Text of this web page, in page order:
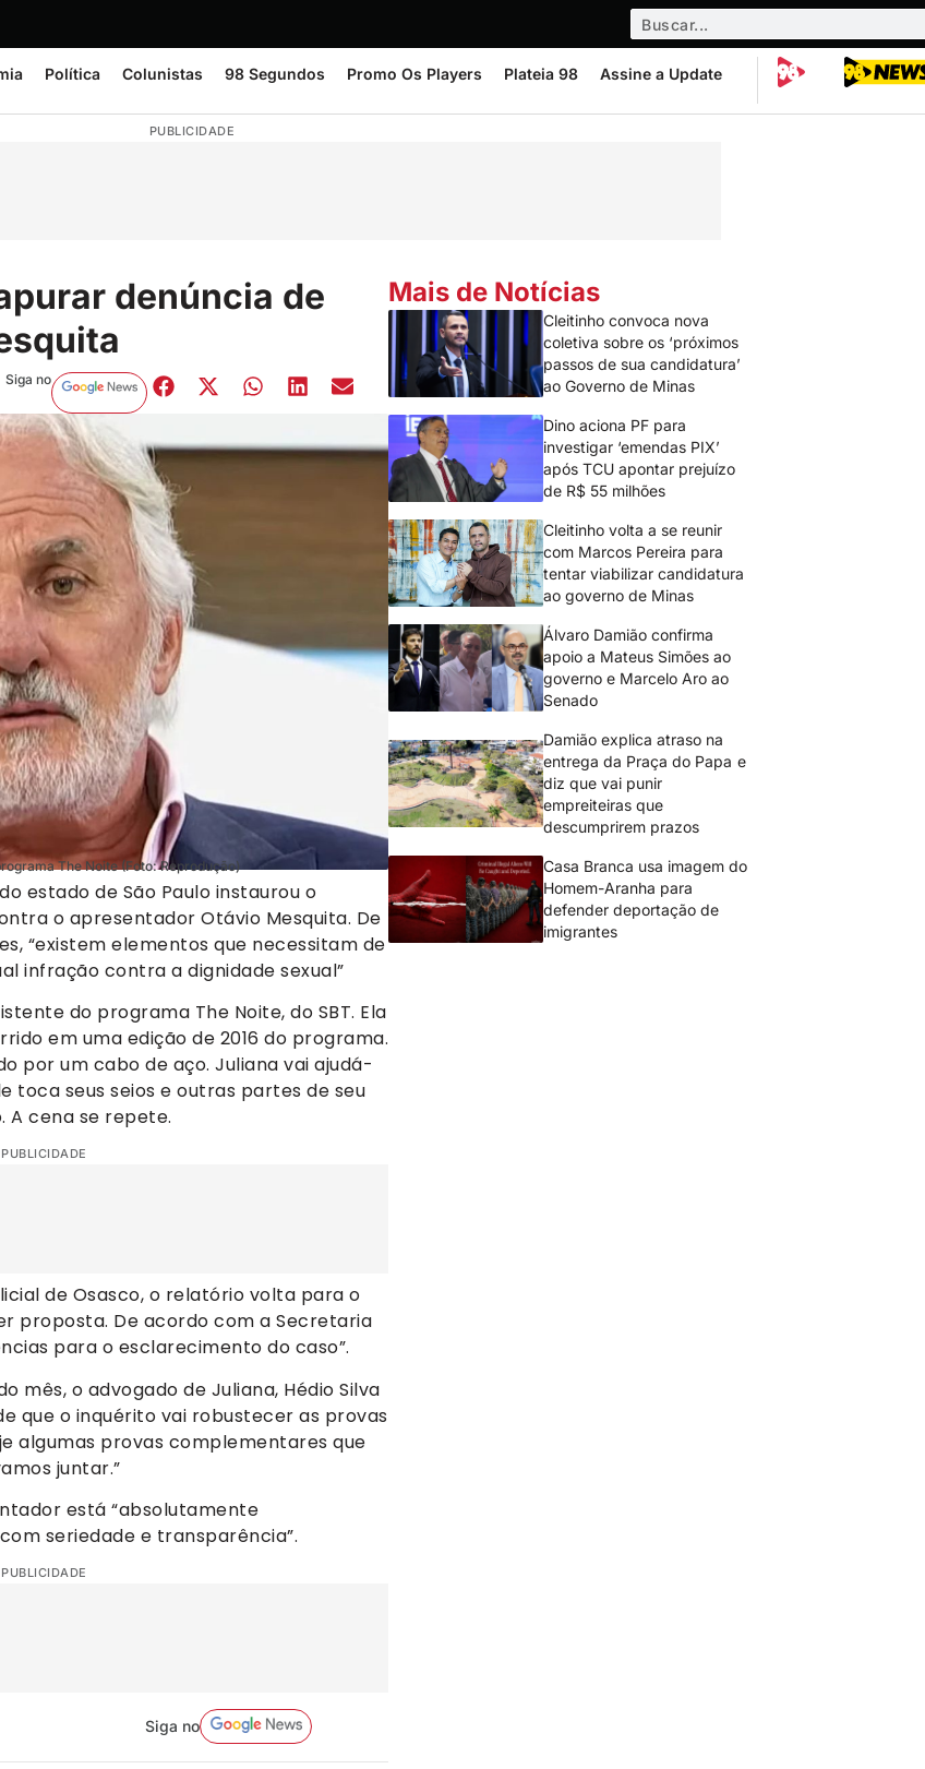
Política Colunistas 98 Segundos Promo Os Players Plateia 98 Assine a Update
PUBLICIDADE
denúncia de
Siga no
The Noite (Foto: Reprodução)
estado de São Paulo instaurou o
o apresentador Otávio Mesquita. De
“existem elementos que necessitam de
infração contra a dignidade sexual”
do programa The Noite, do SBT. Ela
em uma edição de 2016 do programa.
por um cabo de aço. Juliana vai ajudá-
toca seus seios e outras partes de seu
A cena se repete.
de Osasco, o relatório volta para o
proposta. De acordo com a Secretaria
para o esclarecimento do caso”.
mês, o advogado de Juliana, Hédio Silva
que o inquérito vai robustecer as provas
algumas provas complementares que
juntar.”
está “absolutamente
seriedade e transparência”.
Siga no
Mais de Notícias
Cleitinho convoca nova
coletiva sobre os ‘próximos
passos de sua candidatura’
ao Governo de Minas
Dino aciona PF para
investigar ‘emendas PIX’
após TCU apontar prejuízo
de R$ 55 milhões
Cleitinho volta a se reunir
com Marcos Pereira para
tentar viabilizar candidatura
ao governo de Minas
Álvaro Damião confirma
apoio a Mateus Simões ao
governo e Marcelo Aro ao
Senado
Damião explica atraso na
entrega da Praça do Papa e
diz que vai punir
empreiteiras que
descumprirem prazos
Casa Branca usa imagem do
Homem-Aranha para
defender deportação de
imigrantes